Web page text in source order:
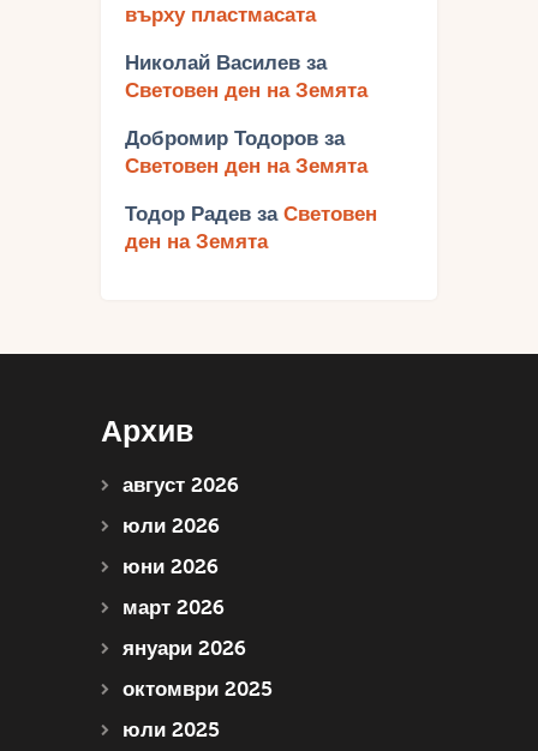
върху пластмасата
Николай Василев за
Световен ден на Земята
Добромир Тодоров за
Световен ден на Земята
Тодор Радев за Световен
ден на Земята
Архив
август 2026
юли 2026
юни 2026
март 2026
януари 2026
октомври 2025
юли 2025